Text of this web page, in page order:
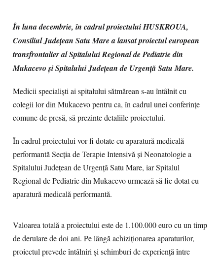
În luna decembrie, în cadrul proiectului HUSKROUA,
Consiliul Județean Satu Mare a lansat proiectul european
transfrontalier al Spitalului Regional de Pediatrie din
Mukacevo și Spitalului Județean de Urgență Satu Mare.
Medicii specialiști ai spitalului sătmărean s-au întâlnit cu
colegii lor din Mukacevo pentru ca, în cadrul unei conferințe
comune de presă, să prezinte detaliile proiectului.
În cadrul proiectului vor fi dotate cu aparatură medicală
performantă Secția de Terapie Intensivă și Neonatologie a
Spitalului Județean de Urgență Satu Mare, iar Spitalul
Regional de Pediatrie din Mukacevo urmează să fie dotat cu
aparatură medicală performantă.
Valoarea totală a proiectului este de 1.100.000 euro cu un timp
de derulare de doi ani. Pe lângă achiziționarea aparaturilor,
proiectul prevede întâlniri și schimburi de experiență între